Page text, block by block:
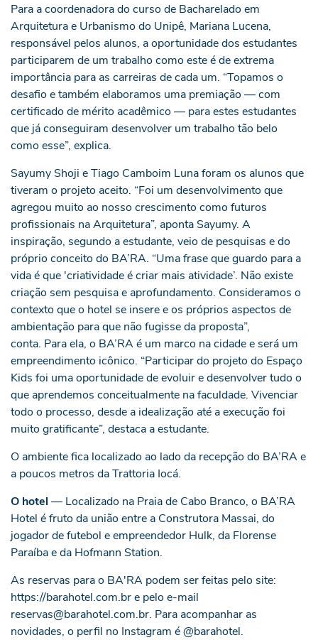
Para a coordenadora do curso de Bacharelado em
Arquitetura e Urbanismo do Unipê, Mariana Lucena,
responsável pelos alunos, a oportunidade dos estudantes
participarem de um trabalho como este é de extrema
importância para as carreiras de cada um. “Topamos o
desafio e também elaboramos uma premiação — com
certificado de mérito acadêmico — para estes estudantes
que já conseguiram desenvolver um trabalho tão belo
como esse”, explica.
Sayumy Shoji e Tiago Camboim Luna foram os alunos que
tiveram o projeto aceito. “Foi um desenvolvimento que
agregou muito ao nosso crescimento como futuros
profissionais na Arquitetura”, aponta Sayumy. A
inspiração, segundo a estudante, veio de pesquisas e do
próprio conceito do BA’RA. “Uma frase que guardo para a
vida é que 'criatividade é criar mais atividade’. Não existe
criação sem pesquisa e aprofundamento. Consideramos o
contexto que o hotel se insere e os próprios aspectos de
ambientação para que não fugisse da proposta”,
conta. Para ela, o BA’RA é um marco na cidade e será um
empreendimento icônico. “Participar do projeto do Espaço
Kids foi uma oportunidade de evoluir e desenvolver tudo o
que aprendemos conceitualmente na faculdade. Vivenciar
todo o processo, desde a idealização até a execução foi
muito gratificante”, destaca a estudante.
O ambiente fica localizado ao lado da recepção do BA’RA e
a poucos metros da Trattoria Iocá.
O hotel — Localizado na Praia de Cabo Branco, o BA’RA
Hotel é fruto da união entre a Construtora Massai, do
jogador de futebol e empreendedor Hulk, da Florense
Paraíba e da Hofmann Station.
As reservas para o BA'RA podem ser feitas pelo site:
https://barahotel.com.bre pelo e-mail
reservas@barahotel.com.br. Para acompanhar as
novidades, o perfil no Instagram é @barahotel.